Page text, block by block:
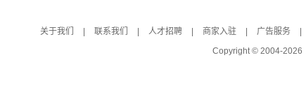
关于我们
联系我们 人才招聘 商家入驻 广告服务
Copyright © 2004-2026